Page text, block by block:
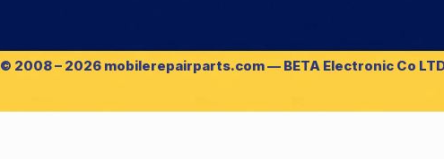
© 2008 – 2026 mobilerepairparts.com — BETA Electronic Co